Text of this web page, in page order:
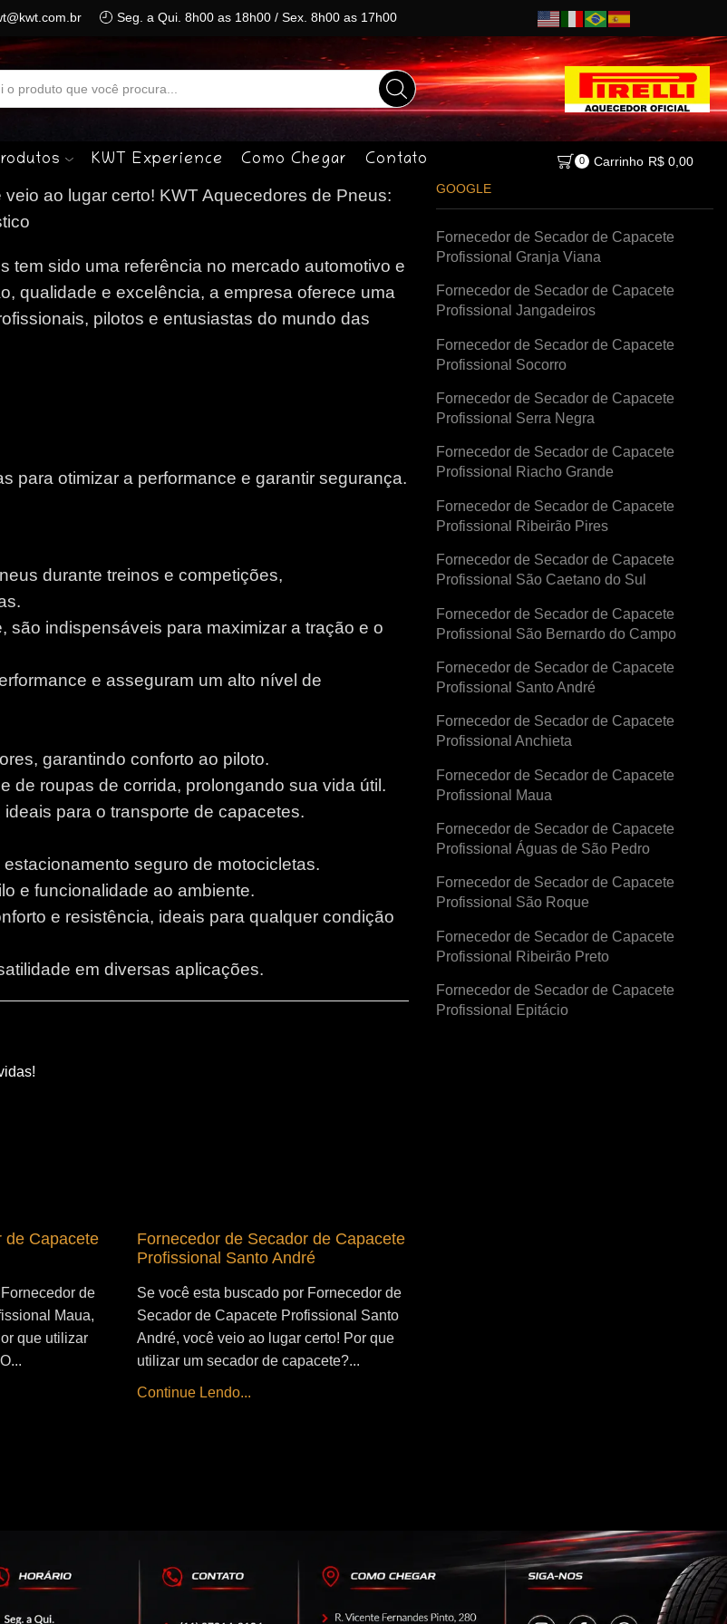
Seg. a Qui. 8h00 as 18h00 / Sex. 8h00 as 17h00
Search
input
KWT Experience Como Chegar Contato 0 Carrinho R$0,00
ao lugar certo! KWT Aquecedores de Pneus:
tem sido uma referência no mercado automotivo e
qualidade e excelência, a empresa oferece uma
pilotos e entusiastas do mundo das
para otimizar a performance e garantir segurança.
durante treinos e competições,
indispensáveis para maximizar a tração e o
e asseguram um alto nível de
garantindo conforto ao piloto.
de roupas de corrida, prolongando sua vida útil.
para o transporte de capacetes.
seguro de motocicletas.
e funcionalidade ao ambiente.
e resistência, ideais para qualquer condição
em diversas aplicações.
de Capacete
de
Maua,
que utilizar
Fornecedor de Secador de Capacete
Profissional Santo André
Se você esta buscado por Fornecedor de
Secador de Capacete Profissional Santo
André, você veio ao lugar certo! Por que
utilizar um secador de capacete?...
Continue Lendo...
GOOGLE
Fornecedor de Secador de Capacete
Profissional Granja Viana
Fornecedor de Secador de Capacete
Profissional Jangadeiros
Fornecedor de Secador de Capacete
Profissional Socorro
Fornecedor de Secador de Capacete
Profissional Serra Negra
Fornecedor de Secador de Capacete
Profissional Riacho Grande
Fornecedor de Secador de Capacete
Profissional Ribeirão Pires
Fornecedor de Secador de Capacete
Profissional São Caetano do Sul
Fornecedor de Secador de Capacete
Profissional São Bernardo do Campo
Fornecedor de Secador de Capacete
Profissional Santo André
Fornecedor de Secador de Capacete
Profissional Anchieta
Fornecedor de Secador de Capacete
Profissional Maua
Fornecedor de Secador de Capacete
Profissional Águas de São Pedro
Fornecedor de Secador de Capacete
Profissional São Roque
Fornecedor de Secador de Capacete
Profissional Ribeirão Preto
Fornecedor de Secador de Capacete
Profissional Epitácio